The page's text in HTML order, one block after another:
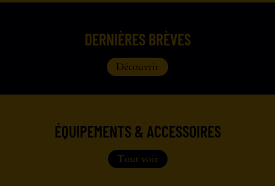
DERNIÈRES BRÈVES
Découvrir
ÉQUIPEMENTS & ACCESSOIRES
Tout voir